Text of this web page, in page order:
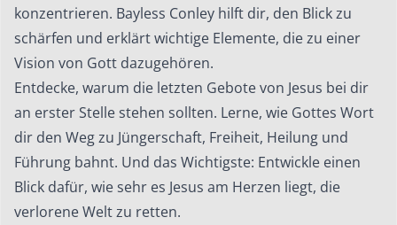
konzentrieren. Bayless Conley hilft dir, den Blick zu
schärfen und erklärt wichtige Elemente, die zu einer
Vision von Gott dazugehören.
Entdecke, warum die letzten Gebote von Jesus bei dir
an erster Stelle stehen sollten. Lerne, wie Gottes Wort
dir den Weg zu Jüngerschaft, Freiheit, Heilung und
Führung bahnt. Und das Wichtigste: Entwickle einen
Blick dafür, wie sehr es Jesus am Herzen liegt, die
verlorene Welt zu retten.